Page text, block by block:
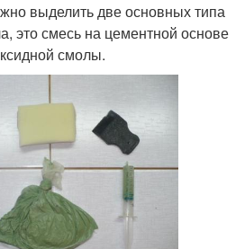
выделить две основных типа
это смесь на цементной основе
смолы.